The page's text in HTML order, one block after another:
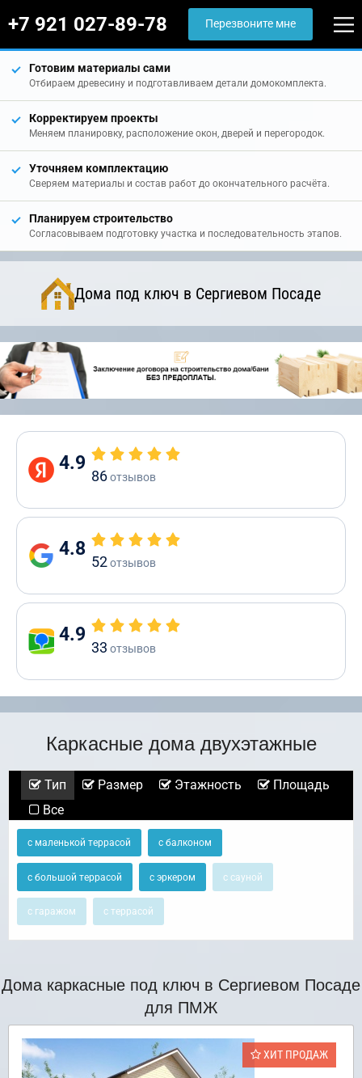
+7 921 027-89-78 Перезвоните мне
Готовим материалы сами
Отбираем древесину и подготавливаем детали домокомплекта.
Корректируем проекты
Меняем планировку, расположение окон, дверей и перегородок.
Уточняем комплектацию
Сверяем материалы и состав работ до окончательного расчёта.
Планируем строительство
Согласовываем подготовку участка и последовательность этапов.
Дома под ключ в Сергиевом Посаде
4.9
86отзывов
4.8
52отзывов
4.9
33 отзывов
Каркасные дома двухэтажные
Тип Размер Этажность
Площадь
Все
с маленькой террасой с балконом
с большой террасой с эркером с сауной
с гаражом с террасой
Дома каркасные под ключ в Сергиевом Посаде
для ПМЖ
ХИТ ПРОДАЖ